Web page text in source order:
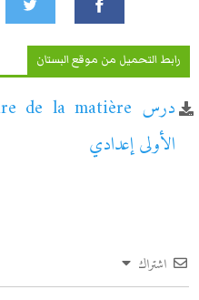
رابط التحميل من موقع البستان
الأولى إعدادي
اشتراك